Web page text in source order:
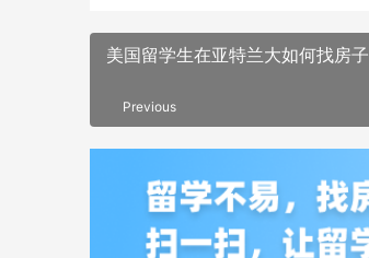
美国留学生在亚特兰大如何找房子
Previous